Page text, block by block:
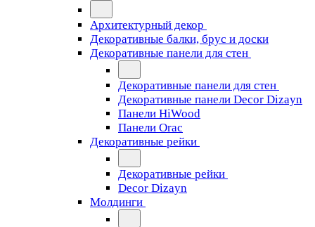
Архитектурный декор
Декоративные балки, брус и доски
Декоративные панели для стен
Декоративные панели для стен
Декоративные панели Decor Dizayn
Панели HiWood
Панели Orac
Декоративные рейки
Декоративные рейки
Decor Dizayn
Молдинги